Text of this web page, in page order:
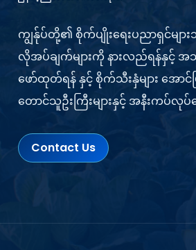
ကျွန်ုပ်တို့၏ စိုက်ပျိုးရေးပညာရှင်မ
လိုအပ်ချက်များကို နားလည်ရန်နှင့်
ဖော်ထုတ်ရန် နှင့် စိုက်သီးနှံများ အောင်
တောင်သူဦးကြီးများနှင့် အနီးကပ်လု
Contact Us